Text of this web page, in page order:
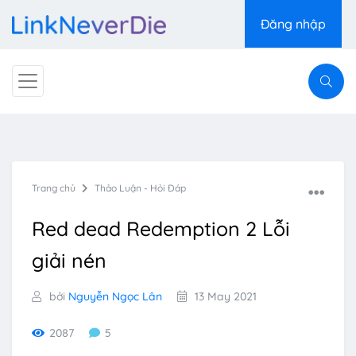
Đăng nhập
Trang chủ Thảo Luận - Hỏi Đáp
Red dead Redemption 2 Lỗi
giải nén
bởi Nguyễn Ngọc Lân 13 May 2021
2087 5